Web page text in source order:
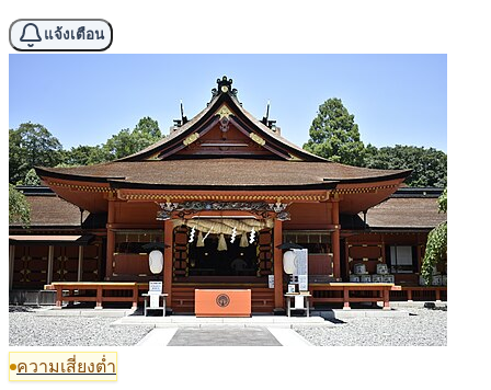
แจ้งเตือน
ความเสี่ยงต่ำ